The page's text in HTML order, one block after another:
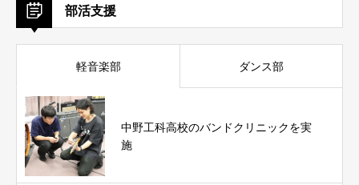
部活支援
軽音楽部 ダンス部
中野工科高校のバンドクリニックを実
施